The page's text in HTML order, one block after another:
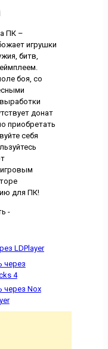
ПК –
игрушки
битв,
боя, со
донат
приобретать
себя
для ПК!
-
LDPlayer
через
4
через Nox